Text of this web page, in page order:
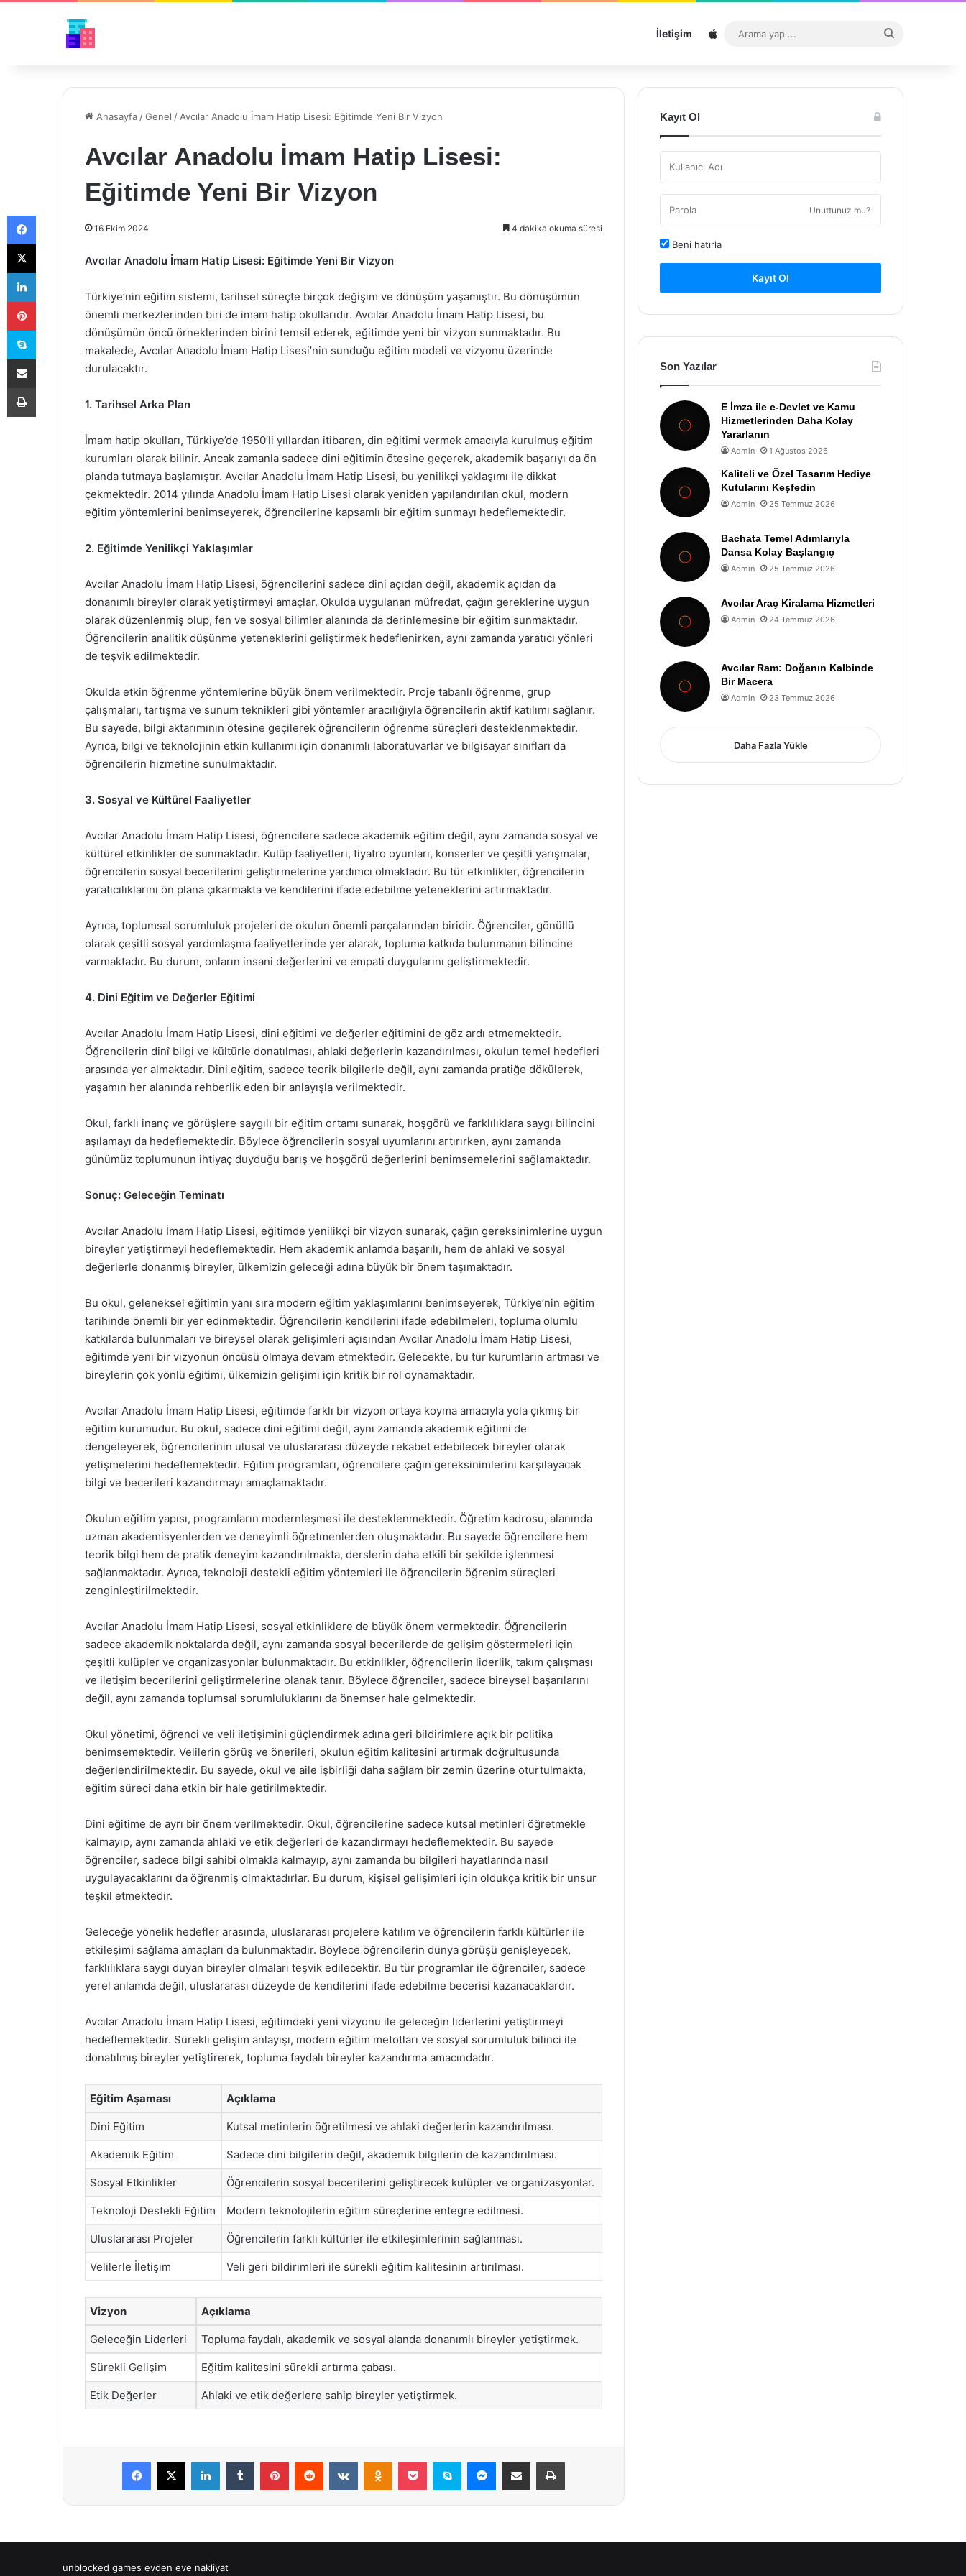
İletişim Sitemap
...
Anasayfa /Genel / Avcılar Anadolu İmam Hatip Lisesi: Eğitimde Yeni Bir Vizyon
Avcılar Anadolu İmam Hatip Lisesi:
Eğitimde Yeni Bir Vizyon
16 Ekim 2024 4 dakika okuma süresi
Avcılar Anadolu İmam Hatip Lisesi: Eğitimde Yeni Bir Vizyon
Türkiye’nin eğitim sistemi, tarihsel süreçte birçok değişim ve dönüşüm yaşamıştır. Bu dönüşümün
önemli merkezlerinden biri de imam hatip okullarıdır. Avcılar Anadolu İmam Hatip Lisesi, bu
dönüşümün öncü örneklerinden birini temsil ederek, eğitimde yeni bir vizyon sunmaktadır. Bu
makalede, Avcılar Anadolu İmam Hatip Lisesi’nin sunduğu eğitim modeli ve vizyonu üzerinde
durulacaktır.
1. Tarihsel Arka Plan
İmam hatip okulları, Türkiye’de 1950’li yıllardan itibaren, din eğitimi vermek amacıyla kurulmuş eğitim
kurumları olarak bilinir. Ancak zamanla sadece dini eğitimin ötesine geçerek, akademik başarıyı da ön
planda tutmaya başlamıştır. Avcılar Anadolu İmam Hatip Lisesi, bu yenilikçi yaklaşımı ile dikkat
çekmektedir. 2014 yılında Anadolu İmam Hatip Lisesi olarak yeniden yapılandırılan okul, modern
eğitim yöntemlerini benimseyerek, öğrencilerine kapsamlı bir eğitim sunmayı hedeflemektedir.
2. Eğitimde Yenilikçi Yaklaşımlar
Avcılar Anadolu İmam Hatip Lisesi, öğrencilerini sadece dini açıdan değil, akademik açıdan da
donanımlı bireyler olarak yetiştirmeyi amaçlar. Okulda uygulanan müfredat, çağın gereklerine uygun
olarak düzenlenmiş olup, fen ve sosyal bilimler alanında da derinlemesine bir eğitim sunmaktadır.
Öğrencilerin analitik düşünme yeteneklerini geliştirmek hedeflenirken, aynı zamanda yaratıcı yönleri
de teşvik edilmektedir.
Okulda etkin öğrenme yöntemlerine büyük önem verilmektedir. Proje tabanlı öğrenme, grup
çalışmaları, tartışma ve sunum teknikleri gibi yöntemler aracılığıyla öğrencilerin aktif katılımı sağlanır.
Bu sayede, bilgi aktarımının ötesine geçilerek öğrencilerin öğrenme süreçleri desteklenmektedir.
Ayrıca, bilgi ve teknolojinin etkin kullanımı için donanımlı laboratuvarlar ve bilgisayar sınıfları da
öğrencilerin hizmetine sunulmaktadır.
3. Sosyal ve Kültürel Faaliyetler
Avcılar Anadolu İmam Hatip Lisesi, öğrencilere sadece akademik eğitim değil, aynı zamanda sosyal ve
kültürel etkinlikler de sunmaktadır. Kulüp faaliyetleri, tiyatro oyunları, konserler ve çeşitli yarışmalar,
öğrencilerin sosyal becerilerini geliştirmelerine yardımcı olmaktadır. Bu tür etkinlikler, öğrencilerin
yaratıcılıklarını ön plana çıkarmakta ve kendilerini ifade edebilme yeteneklerini artırmaktadır.
Ayrıca, toplumsal sorumluluk projeleri de okulun önemli parçalarından biridir. Öğrenciler, gönüllü
olarak çeşitli sosyal yardımlaşma faaliyetlerinde yer alarak, topluma katkıda bulunmanın bilincine
varmaktadır. Bu durum, onların insani değerlerini ve empati duygularını geliştirmektedir.
4. Dini Eğitim ve Değerler Eğitimi
Avcılar Anadolu İmam Hatip Lisesi, dini eğitimi ve değerler eğitimini de göz ardı etmemektedir.
Öğrencilerin dinî bilgi ve kültürle donatılması, ahlaki değerlerin kazandırılması, okulun temel hedefleri
arasında yer almaktadır. Dini eğitim, sadece teorik bilgilerle değil, aynı zamanda pratiğe dökülerek,
yaşamın her alanında rehberlik eden bir anlayışla verilmektedir.
Okul, farklı inanç ve görüşlere saygılı bir eğitim ortamı sunarak, hoşgörü ve farklılıklara saygı bilincini
aşılamayı da hedeflemektedir. Böylece öğrencilerin sosyal uyumlarını artırırken, aynı zamanda
günümüz toplumunun ihtiyaç duyduğu barış ve hoşgörü değerlerini benimsemelerini sağlamaktadır.
Sonuç: Geleceğin Teminatı
Avcılar Anadolu İmam Hatip Lisesi, eğitimde yenilikçi bir vizyon sunarak, çağın gereksinimlerine uygun
bireyler yetiştirmeyi hedeflemektedir. Hem akademik anlamda başarılı, hem de ahlaki ve sosyal
değerlerle donanmış bireyler, ülkemizin geleceği adına büyük bir önem taşımaktadır.
Bu okul, geleneksel eğitimin yanı sıra modern eğitim yaklaşımlarını benimseyerek, Türkiye’nin eğitim
tarihinde önemli bir yer edinmektedir. Öğrencilerin kendilerini ifade edebilmeleri, topluma olumlu
katkılarda bulunmaları ve bireysel olarak gelişimleri açısından Avcılar Anadolu İmam Hatip Lisesi,
eğitimde yeni bir vizyonun öncüsü olmaya devam etmektedir. Gelecekte, bu tür kurumların artması ve
bireylerin çok yönlü eğitimi, ülkemizin gelişimi için kritik bir rol oynamaktadır.
Avcılar Anadolu İmam Hatip Lisesi, eğitimde farklı bir vizyon ortaya koyma amacıyla yola çıkmış bir
eğitim kurumudur. Bu okul, sadece dini eğitimi değil, aynı zamanda akademik eğitimi de
dengeleyerek, öğrencilerinin ulusal ve uluslararası düzeyde rekabet edebilecek bireyler olarak
yetişmelerini hedeflemektedir. Eğitim programları, öğrencilere çağın gereksinimlerini karşılayacak
bilgi ve becerileri kazandırmayı amaçlamaktadır.
Okulun eğitim yapısı, programların modernleşmesi ile desteklenmektedir. Öğretim kadrosu, alanında
uzman akademisyenlerden ve deneyimli öğretmenlerden oluşmaktadır. Bu sayede öğrencilere hem
teorik bilgi hem de pratik deneyim kazandırılmakta, derslerin daha etkili bir şekilde işlenmesi
sağlanmaktadır. Ayrıca, teknoloji destekli eğitim yöntemleri ile öğrencilerin öğrenim süreçleri
zenginleştirilmektedir.
Avcılar Anadolu İmam Hatip Lisesi, sosyal etkinliklere de büyük önem vermektedir. Öğrencilerin
sadece akademik noktalarda değil, aynı zamanda sosyal becerilerde de gelişim göstermeleri için
çeşitli kulüpler ve organizasyonlar bulunmaktadır. Bu etkinlikler, öğrencilerin liderlik, takım çalışması
ve iletişim becerilerini geliştirmelerine olanak tanır. Böylece öğrenciler, sadece bireysel başarılarını
değil, aynı zamanda toplumsal sorumluluklarını da önemser hale gelmektedir.
Okul yönetimi, öğrenci ve veli iletişimini güçlendirmek adına geri bildirimlere açık bir politika
benimsemektedir. Velilerin görüş ve önerileri, okulun eğitim kalitesini artırmak doğrultusunda
değerlendirilmektedir. Bu sayede, okul ve aile işbirliği daha sağlam bir zemin üzerine oturtulmakta,
eğitim süreci daha etkin bir hale getirilmektedir.
Dini eğitime de ayrı bir önem verilmektedir. Okul, öğrencilerine sadece kutsal metinleri öğretmekle
kalmayıp, aynı zamanda ahlaki ve etik değerleri de kazandırmayı hedeflemektedir. Bu sayede
öğrenciler, sadece bilgi sahibi olmakla kalmayıp, aynı zamanda bu bilgileri hayatlarında nasıl
uygulayacaklarını da öğrenmiş olmaktadırlar. Bu durum, kişisel gelişimleri için oldukça kritik bir unsur
teşkil etmektedir.
Geleceğe yönelik hedefler arasında, uluslararası projelere katılım ve öğrencilerin farklı kültürler ile
etkileşimi sağlama amaçları da bulunmaktadır. Böylece öğrencilerin dünya görüşü genişleyecek,
farklılıklara saygı duyan bireyler olmaları teşvik edilecektir. Bu tür programlar ile öğrenciler, sadece
yerel anlamda değil, uluslararası düzeyde de kendilerini ifade edebilme becerisi kazanacaklardır.
Avcılar Anadolu İmam Hatip Lisesi, eğitimdeki yeni vizyonu ile geleceğin liderlerini yetiştirmeyi
hedeflemektedir. Sürekli gelişim anlayışı, modern eğitim metotları ve sosyal sorumluluk bilinci ile
donatılmış bireyler yetiştirerek, topluma faydalı bireyler kazandırma amacındadır.
Eğitim Aşaması Açıklama
Dini Eğitim Kutsal metinlerin öğretilmesi ve ahlaki değerlerin kazandırılması.
Akademik Eğitim Sadece dini bilgilerin değil, akademik bilgilerin de kazandırılması.
Sosyal Etkinlikler Öğrencilerin sosyal becerilerini geliştirecek kulüpler ve organizasyonlar.
Teknoloji Destekli Eğitim Modern teknolojilerin eğitim süreçlerine entegre edilmesi.
Uluslararası Projeler Öğrencilerin farklı kültürler ile etkileşimlerinin sağlanması.
Velilerle İletişim Veli geri bildirimleri ile sürekli eğitim kalitesinin artırılması.
Vizyon Açıklama
Geleceğin Liderleri Topluma faydalı, akademik ve sosyal alanda donanımlı bireyler yetiştirmek.
Sürekli Gelişim Eğitim kalitesini sürekli artırma çabası.
Etik Değerler Ahlaki ve etik değerlere sahip bireyler yetiştirmek.
Facebook
X LinkedInTumblr PinterestReddit VKontakteOdnoklassniki
Pocket Skype Messenger
E-Posta ile paylaş Yazdır
Kayıt Ol
Unuttunuz mu?
Beni hatırla
Kayıt Ol
Son Yazılar
E İmza ile e-Devlet ve Kamu
Hizmetlerinden Daha Kolay
Yararlanın
Admin 1 Ağustos 2026
Kaliteli ve Özel Tasarım Hediye
Kutularını Keşfedin
Admin 25 Temmuz 2026
Bachata Temel Adımlarıyla
Dansa Kolay Başlangıç
Admin 25 Temmuz 2026
Avcılar Araç Kiralama Hizmetleri
Admin 24 Temmuz 2026
Avcılar Ram: Doğanın Kalbinde
Bir Macera
Admin 23 Temmuz 2026
Daha Fazla Yükle
unblocked games evden eve nakliyat
Facebook
X
LinkedIn
Pinterest
Skype
E-Posta ile paylaş